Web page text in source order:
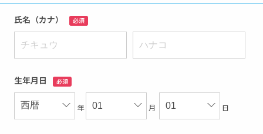
氏名（カナ） 必須
生年月日 必須
年 月 日